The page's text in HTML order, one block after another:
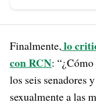
Finalmente,lo
con RCN:
los seis senadores
sexualmente a las